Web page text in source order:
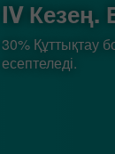
IV Кезең.
30% Құттықтау
есептеледі.